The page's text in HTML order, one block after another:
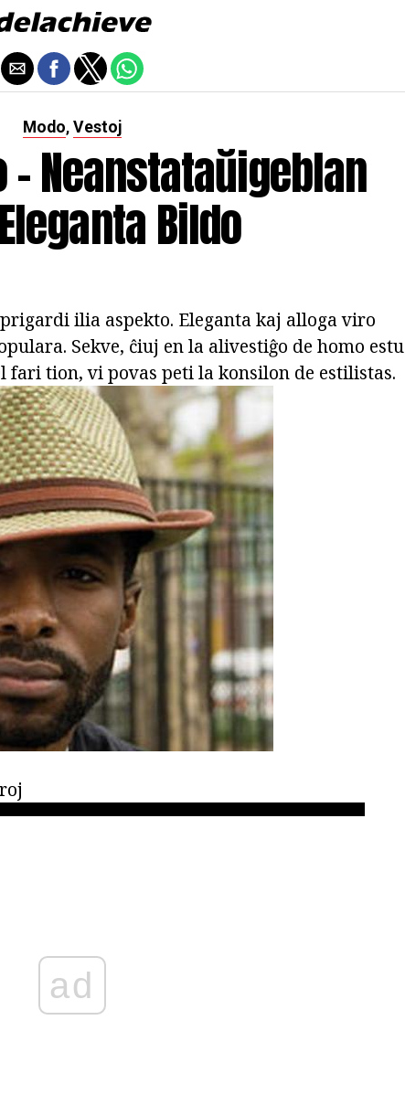
Modo, Vestoj
- Neanstataŭigeblan
Bildo
ilia aspekto. Eleganta kaj alloga viro
Sekve, ĉiuj en la alivestiĝo de homo estu
fari tion, vi povas peti la konsilon de estilistas.
ad